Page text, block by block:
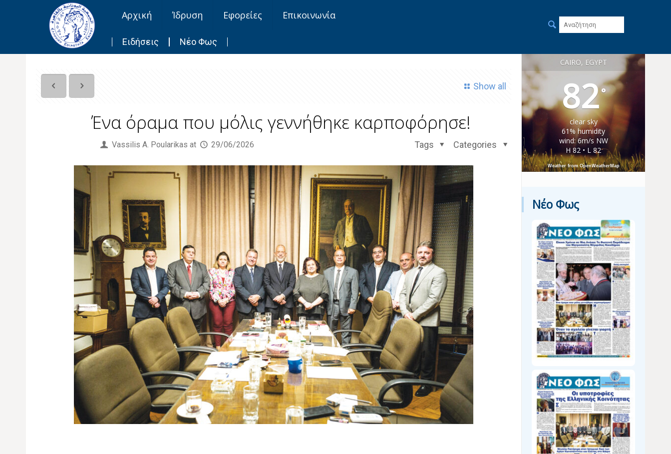
Αρχική Ίδρυση Εφορείες Επικοινωνία
Ειδήσεις Νέο Φως
Show all
Ένα όραμα που μόλις γεννήθηκε καρποφόρησε!
Vassilis Α. Poularikas at 29/06/2026 Categories
Tags
CAIRO, EGYPT
82°
clear sky
61% humidity
wind: 6m/s NW
H 82 • L 82
Weather from OpenWeatherMap
Νέο Φως